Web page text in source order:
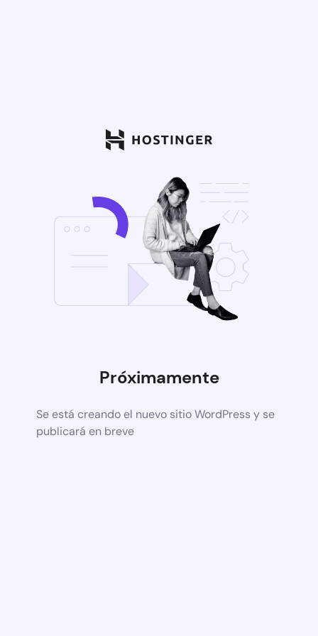
Próximamente
Se está creando el nuevo sitio WordPress y se
publicará en breve